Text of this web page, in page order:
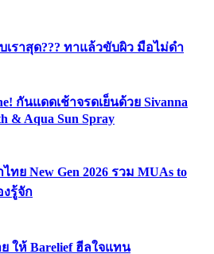
เราสุด??? ทาแล้วขับผิว มือไม่ดำ
กันแดดเช้าจรดเย็นด้วย Sivanna
& Aqua Sun Spray
ทย New Gen 2026 รวม MUAs to
งรู้จัก
ให้ Barelief ฮีลใจแทน